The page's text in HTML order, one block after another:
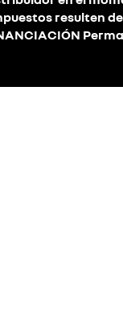
resulten